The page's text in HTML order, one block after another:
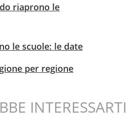
riaprono le
le scuole: le date
per regione
INTERESSARTI